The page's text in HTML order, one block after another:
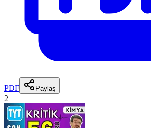
PDF Paylaş
2